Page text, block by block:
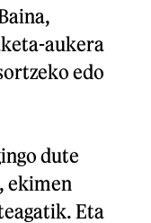
aukera
edo
dute
ekimen
Eta